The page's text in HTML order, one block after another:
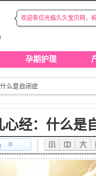
◆◆ 欢迎各位光临久久宝贝网，
孕期护理
么是自闭症
心经：什么是
0